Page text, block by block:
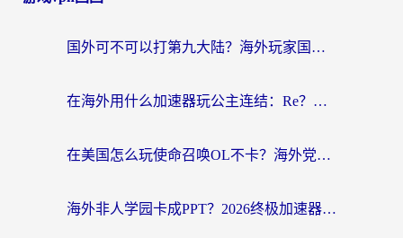
国外可不可以打第九大陆？海外玩家国服畅玩终极指南（附3大热门游戏解决妙招）
在海外用什么加速器玩公主连结：Re？老玩家亲测的稳定方案来了
在美国怎么玩使命召唤OL不卡？海外党亲测有效的国服游戏加速器指南
海外非人学园卡成PPT？2026终极加速器指南：从暗区突围到王国纪元，一篇搞定